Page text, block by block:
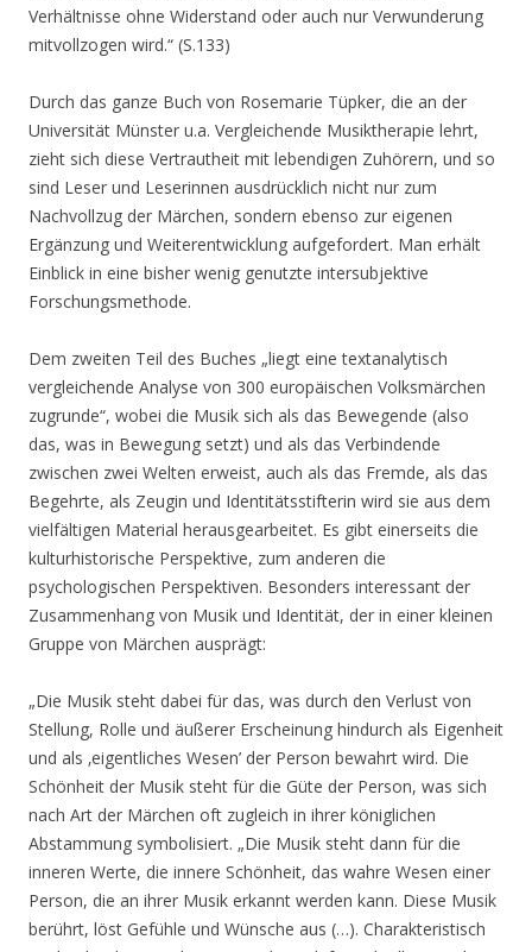
Verhältnisse ohne Widerstand oder auch nur Verwunderung
mitvollzogen wird.“ (S.133)
Durch das ganze Buch von Rosemarie Tüpker, die an der
Universität Münster u.a. Vergleichende Musiktherapie lehrt,
zieht sich diese Vertrautheit mit lebendigen Zuhörern, und so
sind Leser und Leserinnen ausdrücklich nicht nur zum
Nachvollzug der Märchen, sondern ebenso zur eigenen
Ergänzung und Weiterentwicklung aufgefordert. Man erhält
Einblick in eine bisher wenig genutzte intersubjektive
Forschungsmethode.
Dem zweiten Teil des Buches „liegt eine textanalytisch
vergleichende Analyse von 300 europäischen Volksmärchen
zugrunde“, wobei die Musik sich als das Bewegende (also
das, was in Bewegung setzt) und als das Verbindende
zwischen zwei Welten erweist, auch als das Fremde, als das
Begehrte, als Zeugin und Identitätsstifterin wird sie aus dem
vielfältigen Material herausgearbeitet. Es gibt einerseits die
kulturhistorische Perspektive, zum anderen die
psychologischen Perspektiven. Besonders interessant der
Zusammenhang von Musik und Identität, der in einer kleinen
Gruppe von Märchen ausprägt:
„Die Musik steht dabei für das, was durch den Verlust von
Stellung, Rolle und äußerer Erscheinung hindurch als Eigenheit
und als ‚eigentliches Wesen’ der Person bewahrt wird. Die
Schönheit der Musik steht für die Güte der Person, was sich
nach Art der Märchen oft zugleich in ihrer königlichen
Abstammung symbolisiert. „Die Musik steht dann für die
inneren Werte, die innere Schönheit, das wahre Wesen einer
Person, die an ihrer Musik erkannt werden kann. Diese Musik
berührt, löst Gefühle und Wünsche aus (…). Charakteristisch